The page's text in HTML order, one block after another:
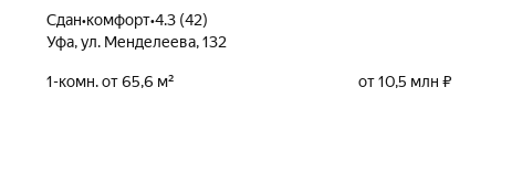
Сдан•комфорт•4.3 (42)
Уфа, ул. Менделеева, 132
1-комн. от 65,6 м² от 10,5 млн ₽